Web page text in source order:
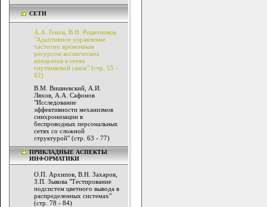
СЕТИ
А.А. Генов, В.Н. Решетников
"Адаптивное управление
частотно временным
ресурсом космических
аппаратов в сетях
спутниковой связи" (стр. 55 -
62)
В.М. Вишневский, А.И.
Ляхов, А.А. Сафонов
"Исследование
эффективности механизмов
синхронизации в
беспроводных персональных
сетях со сложной
структурой" (стр. 63 - 77)
ПРИКЛАДНЫЕ АСПЕКТЫ
ИНФОРМАТИКИ
О.П. Архипов, В.Н. Захаров,
З.П. Зыкова "Тестирование
подсистем цветного вывода в
распределенных системах"
(стр. 78 - 84)